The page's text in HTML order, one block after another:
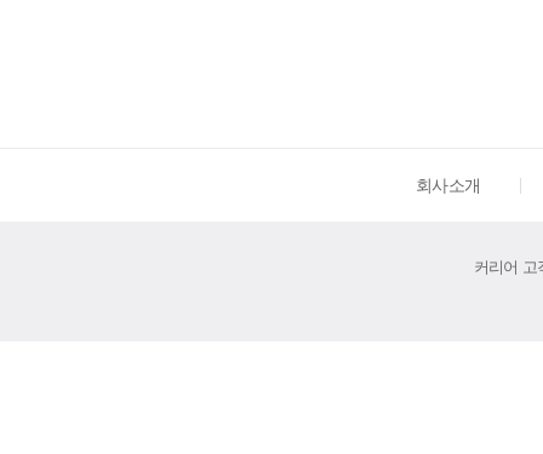
회사소개
커리어 고